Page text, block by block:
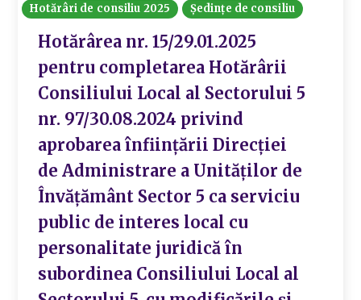
Hotărâri de consiliu 2025
Ședințe de consiliu
Hotărârea nr. 15/29.01.2025
pentru completarea Hotărârii
Consiliului Local al Sectorului 5
nr. 97/30.08.2024 privind
aprobarea înființării Direcției
de Administrare a Unităților de
Învățământ Sector 5 ca serviciu
public de interes local cu
personalitate juridică în
subordinea Consiliului Local al